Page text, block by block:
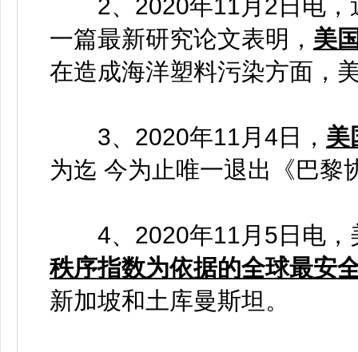
2、2020年11月2日电，
一篇最新研究论文表明， 美
在造成海洋塑料污染方面，
3、2020年11月4日， 美
为迄 今为止唯一退出《巴黎
4、2020年11月5日电，
秩序指数为依据的全球最安
新加坡和土库曼斯坦。